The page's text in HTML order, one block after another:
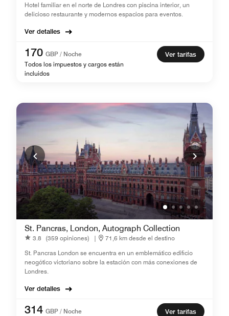
Hotel familiar en el norte de Londres con piscina interior, un
delicioso restaurante y modernos espacios para eventos.
Ver detalles
170 GBP / Noche
Todos los impuestos y cargos están
incluidos
Ver tarifas
St. Pancras, London, Autograph Collection
3.8 (359 opiniones) |
71,6 km desde el destino
St. Pancras London se encuentra en un emblemático edificio
neogótico victoriano sobre la estación con más conexiones de
Londres.
Ver detalles
314 GBP / Noche
Ver tarifas